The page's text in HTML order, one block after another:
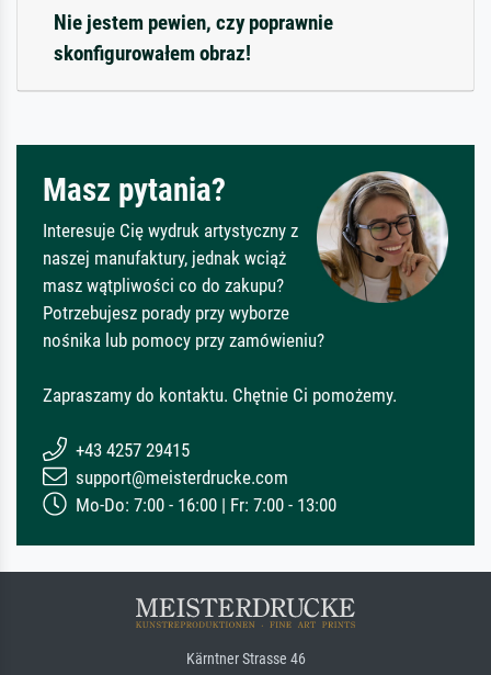
Nie jestem pewien, czy poprawnie
skonfigurowałem obraz!
Masz pytania?
Interesuje Cię wydruk artystyczny z
naszej manufaktury, jednak wciąż
masz wątpliwości co do zakupu?
Potrzebujesz porady przy wyborze
nośnika lub pomocy przy zamówieniu?
Zapraszamy do kontaktu. Chętnie Ci pomożemy.
+43 4257 29415
support@meisterdrucke.com
Mo-Do: 7:00 - 16:00 | Fr: 7:00 - 13:00
Kärntner Strasse 46